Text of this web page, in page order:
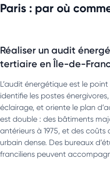
Paris : par où
Réaliser un audit
tertiaire en Île-de-
L’audit énergétique est le
identifie les postes
éclairage, et oriente le plan
est double : des bâtiments
antérieurs à 1975, et des coûts
urbain dense. Des bureaux
franciliens peuvent